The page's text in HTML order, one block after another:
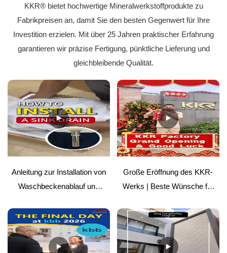
KKR® bietet hochwertige Mineralwerkstoffprodukte zu
Fabrikpreisen an, damit Sie den besten Gegenwert für Ihre
Investition erzielen. Mit über 25 Jahren praktischer Erfahrung
garantieren wir präzise Fertigung, pünktliche Lieferung und
gleichbleibende Qualität.
Anleitung zur Installation von
Waschbeckenablauf und
Mineralwerkstoff | Einfache
Anleitung
Große Eröffnung des KKR-
Werks | Beste Wünsche für